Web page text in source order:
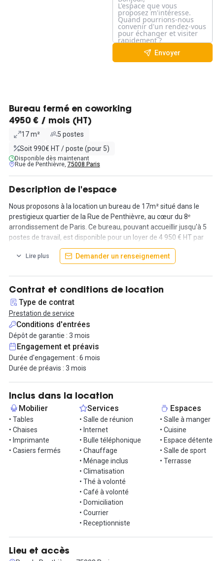
Envoyer
Bureau fermé en coworking
4950 € / mois (HT)
17 m²
5 postes
Soit 990€ HT / poste (pour 5)
Disponible dès maintenant
Rue de Penthièvre, 75008 Paris
Description de l'espace
Nous proposons à la location un bureau de 17m² situé dans le
prestigieux quartier de la Rue de Penthièvre, au cœur du 8ᵉ
arrondissement de Paris. Ce bureau, pouvant accueillir jusqu'à 5
postes de travail, est disponible pour un loyer de 4 950 € HT par
confort et votre efficacité. Vous bénéficierez d'une connexion
Internet haut débit, de plusieurs phonesboxes pour vos appels
privés, ainsi que du chauffage et de la climatisation pour un
environnement de travail agréable toute l'année. Le service de
ménage est inclus pour garantir des locaux toujours propres et
accueillants. Le thé et le café sont offerts à volonté pour vos
pauses. Vous pourrez domicilier votre entreprise à cette adresse
prestigieuse et profiter d'un service de gestion du courrier. Une
réceptionniste est également à votre disposition pour accueillir
vos visiteurs et gérer les tâches administratives courantes.
Les espaces communs incluent une salle à manger conviviale,
une cuisine équipée, un espace détente pour se relaxer, une salle
de sport pour rester actif, et une agréable terrasse pour vos
pauses à l'extérieur. Des salles de réunion sont également
disponibles pour vos rendez-vous professionnels et réunions
d'équipe.
Le bureau bénéficie d'une excellente accessibilité grâce à un
réseau de transports en commun dense. La station de métro
Miromesnil (lignes 9 et 13) est à quelques minutes à pied, offrant
une liaison rapide vers les différents quartiers de Paris. La station
Saint-Augustin (ligne 9) est également accessible à proximité,
facilitant les déplacements dans toute la capitale.
De plus, plusieurs lignes de bus desservent la zone, offrant des
connexions fréquentes et variées. Pour les amateurs de mobilité
douce, des stations Vélib' sont situées à proximité, vous
Lire plus Demander un renseignement
Contrat et conditions de location
Type de contrat
Prestation de service
Conditions d'entrées
Dépôt de garantie : 3 mois
Engagement et préavis
Durée d'engagement : 6 mois
Durée de préavis : 3 mois
Inclus dans la location
Mobilier
• Tables
• Chaises
• Imprimante
• Casiers fermés
Services
• Salle de réunion
• Internet
• Bulle téléphonique
• Chauffage
• Ménage inclus
• Climatisation
• Thé à volonté
• Café à volonté
• Domiciliation
• Courrier
• Receptionniste
Espaces
• Salle à manger
• Cuisine
• Espace détente
• Salle de sport
• Terrasse
Lieu et accès